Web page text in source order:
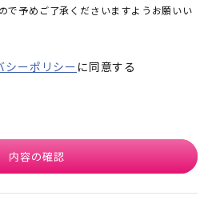
で予めご了承くださいますようお願いい
シーポリシー に同意する
内容の確認